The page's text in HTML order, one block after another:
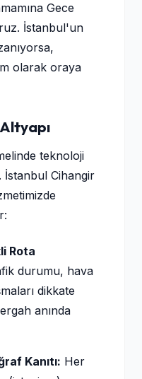
Gece
İstanbul'un
olarak oraya
teknoloji
İstanbul Cihangir
Rota
durumu, hava
dikkate
anında
Kanıtı: Her